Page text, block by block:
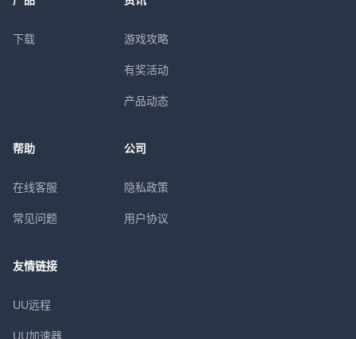
下载 游戏攻略
有奖活动
产品动态
帮助
在线客服
常见问题
公司
隐私政策
用户协议
友情链接
UU远程
UU加速器